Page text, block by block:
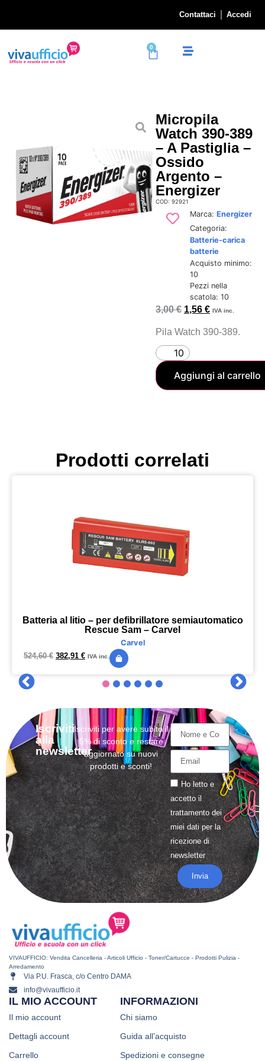
Contattaci Accedi
0
Micropila
Watch 390-389
– A Pastiglia –
Ossido
Argento –
Energizer
COD: 92921
Marca: Energizer
Categoria:
Batterie-carica
batterie
Acquisto minimo:
10
Pezzi nella
scatola: 10
3,00€ 1,56€ IVA inc.
Pila Watch 390-389.
Aggiungi al carrello
Prodotti correlati
Batteria al litio – per defibrillatore semiautomatico
Rescue Sam – Carvel
Carvel
524,60€ 382,91 € IVA inc.
Iscriviti
alla
newsletter
Iscriviti per avere subito il
5% di sconto e restare
aggiornato su nuovi
prodotti e sconti!
Ho letto e
accetto il
trattamentodei
miei dati per la
ricezione di
newsletter
Invia
VIVAUFFICIO: Vendita Cancelleria - Articoli Ufficio - Toner/Cartucce - Prodotti Pulizia -
Arredamento
Via P.U. Frasca, c/o Centro DAMA
info@vivaufficio.it
INFORMAZIONI
Chi siamo
Guida all’acquisto
Spedizioni e consegne
IL MIO ACCOUNT
Il mio account
Dettagli account
Carrello